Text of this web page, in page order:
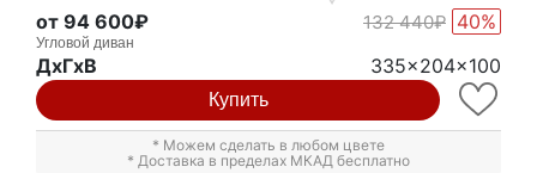
от 94 600₽ 132 440₽ 40%
Угловой диван
ДxГxВ 335x204x100
Купить
* Можем сделать в любом цвете
* Доставка в пределах МКАД бесплатно